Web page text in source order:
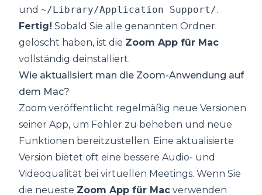
und ~/Library/Application Support/.
Fertig! Sobald Sie alle genannten Ordner
gelöscht haben, ist die Zoom App für Mac
vollständig deinstalliert.
Wie aktualisiert man die Zoom-Anwendung auf
dem Mac?
Zoom veröffentlicht regelmäßig neue Versionen
seiner App, um Fehler zu beheben und neue
Funktionen bereitzustellen. Eine aktualisierte
Version bietet oft eine bessere Audio- und
Videoqualität bei virtuellen Meetings. Wenn Sie
die neueste Zoom App für Mac verwenden